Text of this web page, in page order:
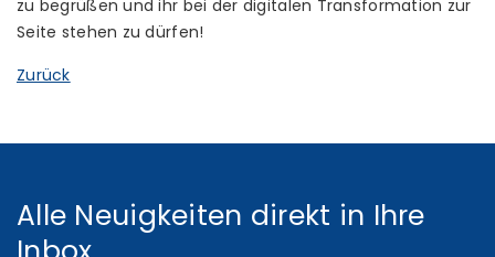
zu begrüßen und ihr bei der digitalen Transformation zur
Seite stehen zu dürfen!
Zurück
Alle Neuigkeiten direkt in Ihre